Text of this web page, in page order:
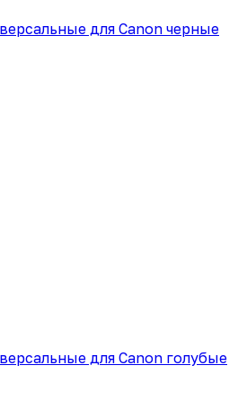
для Canon черные
для Canon голубые